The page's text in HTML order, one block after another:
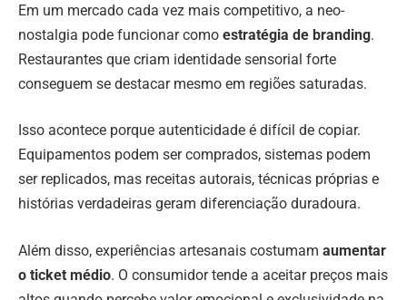
Em um mercado cada vez mais competitivo, a neo-
nostalgia pode funcionar como estratégia de branding.
Restaurantes que criam identidade sensorial forte
conseguem se destacar mesmo em regiões saturadas.
Isso acontece porque autenticidade é difícil de copiar.
Equipamentos podem ser comprados, sistemas podem
ser replicados, mas receitas autorais, técnicas próprias e
histórias verdadeiras geram diferenciação duradoura.
Além disso, experiências artesanais costumam aumentar
o ticket médio. O consumidor tende a aceitar preços mais